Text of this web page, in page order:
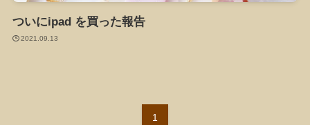
ついにipad を買った報告
2021.09.13
1